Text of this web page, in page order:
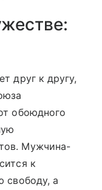
друг к другу,
обоюдного
Мужчина-
к
свободу, а